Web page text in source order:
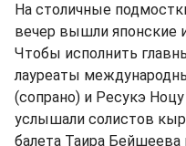
На столичные
вечер вышли японские
Чтобы исполнить
лауреаты
(сопрано) и Ресукэ
услышали солистов
балета Таира